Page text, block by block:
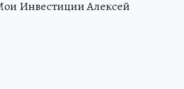
Инвестиции Алексей